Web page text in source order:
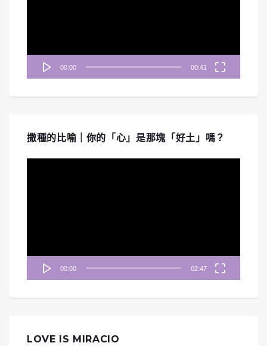
00:00 00:41
撒種的比喻｜你的「心」是那塊「好土」嗎？
00:00 02:47
LOVE IS MIRACIO